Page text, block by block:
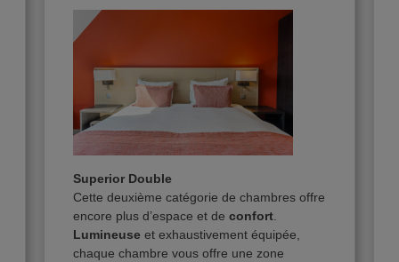
Réservation Greenfee
Compétitions / Les sections
Galerie photos
Proshop
Académie
Sous une
, le restaurant vous offre
une cuisine ouverte
prendre un petit-déjeuner, un déjeuner, un dîner ou de
déguster des tapas.
Superior Double
Cette deuxième catégorie de chambres offre
encore plus d’espace et de confort.
Lumineuse et exhaustivement équipée,
chaque chambre vous offre une zone